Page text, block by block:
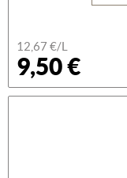
12,67 €/L
9,50 €